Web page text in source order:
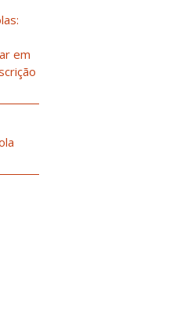
em